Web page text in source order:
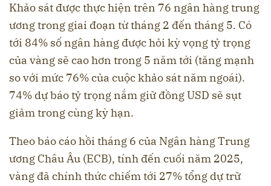
Khảo sát được thực hiện trên 76 ngân hàng trung
ương trong giai đoạn từ tháng 2 đến tháng 5. Có
tới 84% số ngân hàng được hỏi kỳ vọng tỷ trọng
của vàng sẽ cao hơn trong 5 năm tới (tăng mạnh
so với mức 76% của cuộc khảo sát năm ngoái).
74% dự báo tỷ trọng nắm giữ đồng USD sẽ sụt
giảm trong cùng kỳ hạn.
Theo báo cáo hồi tháng 6 của Ngân hàng Trung
ương Châu Âu (ECB), tính đến cuối năm 2025,
vàng đã chính thức chiếm tới 27% tổng dự trữ